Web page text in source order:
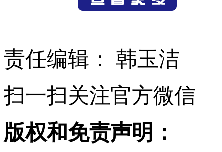
责任编辑： 韩玉洁
扫一扫关注官方微信
版权和免责声明：